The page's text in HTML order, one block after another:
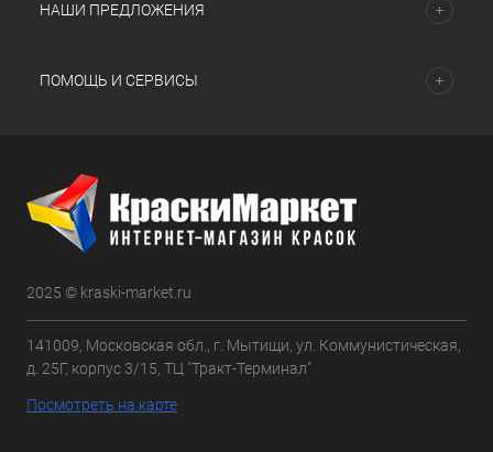
НАШИ ПРЕДЛОЖЕНИЯ
ПОМОЩЬ И СЕРВИСЫ
2025 © kraski-market.ru
141009, Московская обл., г. Мытищи, ул. Коммунистическая,
д. 25Г, корпус 3/15, ТЦ "Тракт-Терминал"
Посмотреть на карте